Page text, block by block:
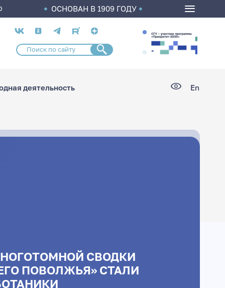
ОСНОВАН В 1909 ГОДУ
Социальные
сети
деятельность En
СВОДКИ
ПОВОЛЖЬЯ» СТАЛИ